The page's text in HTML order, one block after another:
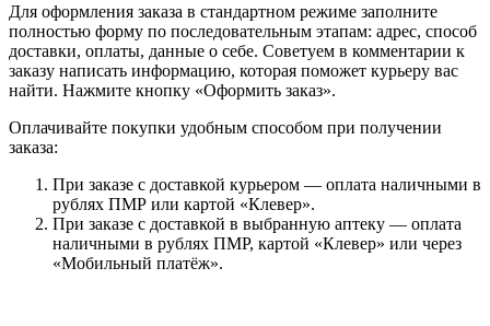
Для оформления заказа в стандартном режиме заполните
полностью форму по последовательным этапам: адрес, способ
доставки, оплаты, данные о себе. Советуем в комментарии к
заказу написать информацию, которая поможет курьеру вас
найти. Нажмите кнопку «Оформить заказ».
Оплачивайте покупки удобным способом при получении
заказа:
При заказе с доставкой курьером — оплата наличными в
рублях ПМР или картой «Клевер».
При заказе с доставкой в выбранную аптеку — оплата
наличными в рублях ПМР, картой «Клевер» или через
«Мобильный платёж».